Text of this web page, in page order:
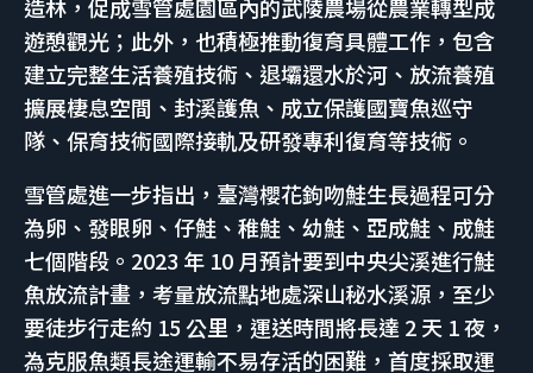
造林，促成雪管處園區內的武陵農場從農業轉型成
遊憩觀光；此外，也積極推動復育具體工作，包含
建立完整生活養殖技術、退壩還水於河、放流養殖
擴展棲息空間、封溪護魚、成立保護國寶魚巡守
隊、保育技術國際接軌及研發專利復育等技術。
雪管處進一步指出，臺灣櫻花鉤吻鮭生長過程可分
為卵、發眼卵、仔鮭、稚鮭、幼鮭、亞成鮭、成鮭
七個階段。2023 年 10 月預計要到中央尖溪進行鮭
魚放流計畫，考量放流點地處深山秘水溪源，至少
要徒步行走約 15 公里，運送時間將長達 2 天 1 夜，
為克服魚類長途運輸不易存活的困難，首度採取運